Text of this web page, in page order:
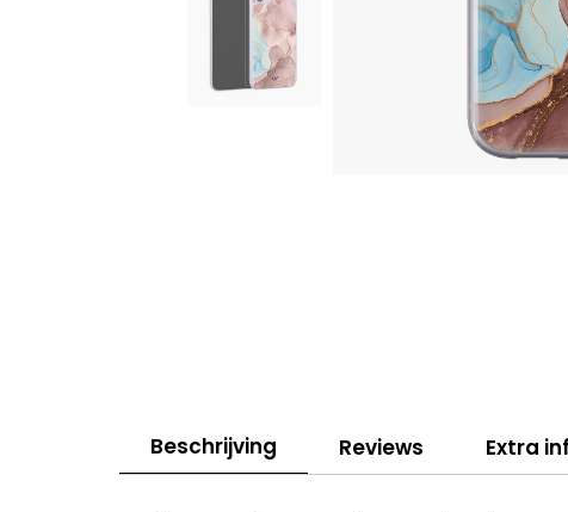
Beschrijving Reviews Extra